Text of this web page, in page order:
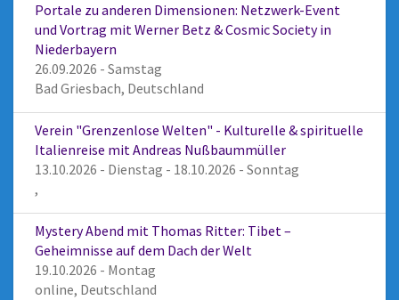
Portale zu anderen Dimensionen: Netzwerk-Event
und Vortrag mit Werner Betz & Cosmic Society in
Niederbayern
26.09.2026 - Samstag
Bad Griesbach, Deutschland
Verein "Grenzenlose Welten" - Kulturelle & spirituelle
Italienreise mit Andreas Nußbaummüller
13.10.2026 - Dienstag - 18.10.2026 - Sonntag
,
Mystery Abend mit Thomas Ritter: Tibet –
Geheimnisse auf dem Dach der Welt
19.10.2026 - Montag
online, Deutschland